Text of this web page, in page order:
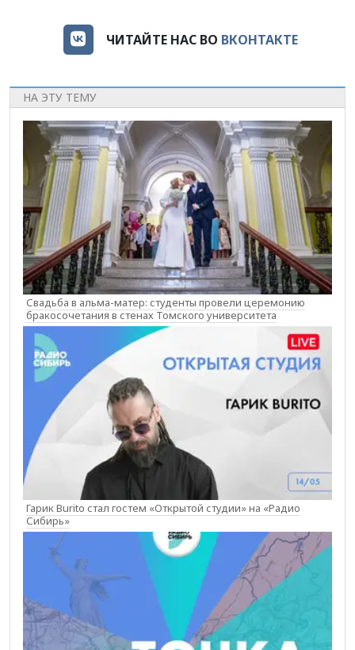
ЧИТАЙТЕ НАС ВО ВКОНТАКТЕ
НА ЭТУ ТЕМУ
Свадьба в альма-матер: студенты провели церемонию
бракосочетания в стенах Томского университета
Гарик Burito стал гостем «Открытой студии» на «Радио
Сибирь»